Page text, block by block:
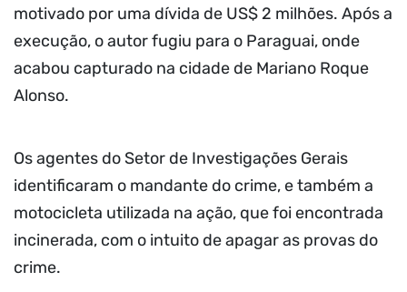
motivado por uma dívida de US$ 2 milhões. Após a
execução, o autor fugiu para o Paraguai, onde
acabou capturado na cidade de Mariano Roque
Alonso.
Os agentes do Setor de Investigações Gerais
identificaram o mandante do crime, e também a
motocicleta utilizada na ação, que foi encontrada
incinerada, com o intuito de apagar as provas do
crime.